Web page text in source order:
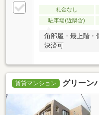
礼金なし
駐車場(近隣含)
角部屋・最上階・
決済可
賃貸マンション グリーン